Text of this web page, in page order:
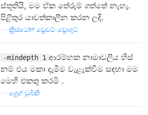
ස්තූතියි, මම ඒක තේරුම් ගත්තේ නැහැ.
පිළිතුර යාවත්කාලීන කරන ලදි.
ක්‍රිස්ටෝෆ් ඩ්‍රෙවට්-ඩ්‍රොගුට්
-mindepth 1 ආරම්භක නාමාවලිය හිස්
නම් එය මකා දැමීම වැළැක්වීම සඳහා මම
මෙහි එකතු කරමි .
ග්‍රෙග් ඩුබිකි